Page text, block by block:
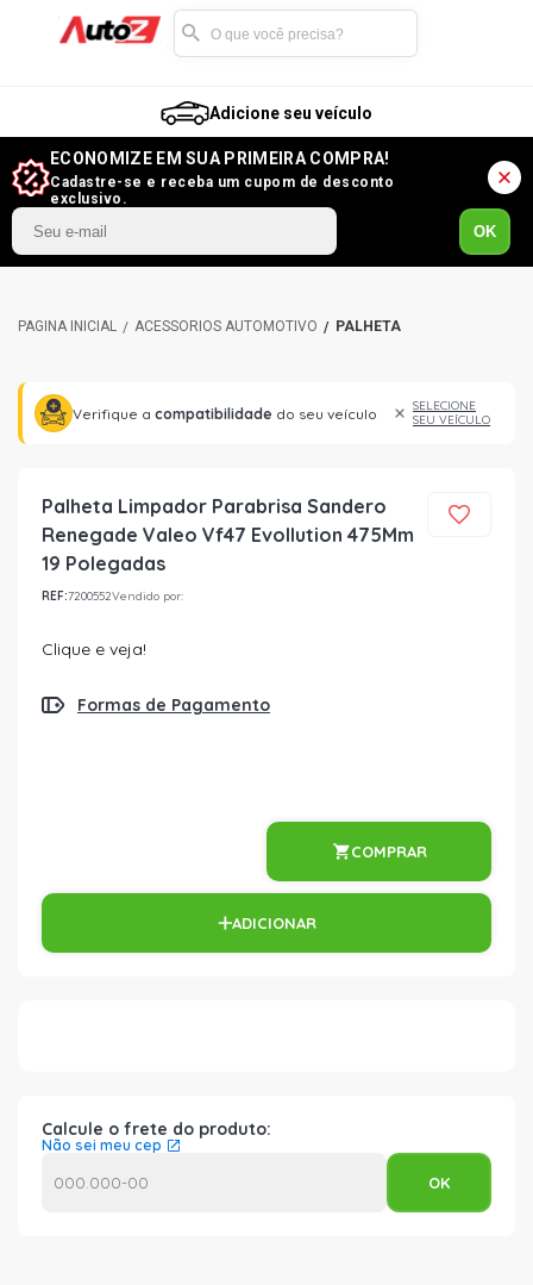
Adicione seu veículo
ECONOMIZE EM SUA PRIMEIRA COMPRA!
Cadastre-se e receba um cupom de desconto
exclusivo.
OK
ACESSÓRIOS AUTOMOTIVO PALHETA
Verifique a compatibilidade do seu veículo
SELECIONE
SEU VEÍCULO
Palheta Limpador Parabrisa Sandero
Renegade Valeo Vf47 Evollution 475Mm
19 Polegadas
REF:7200552Vendido por:
Clique e veja!
Formas de Pagamento
COMPRAR
ADICIONAR
Calcule o frete do produto:
Não sei meu cep